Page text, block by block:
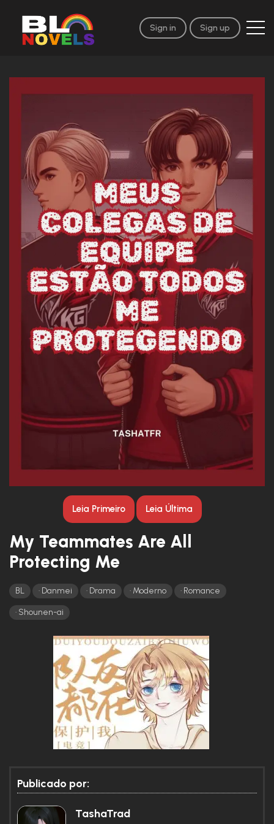
Sign in Sign up
Leia Primeiro Leia Última
My Teammates Are All
Protecting Me
BL Danmei Drama Moderno Romance
Shounen-ai
Língua Original:Mandarim
Gênero:
BL; Drama; E-sports; Moderno; Romance; Yaoi
Publicado por:
TashaTrad